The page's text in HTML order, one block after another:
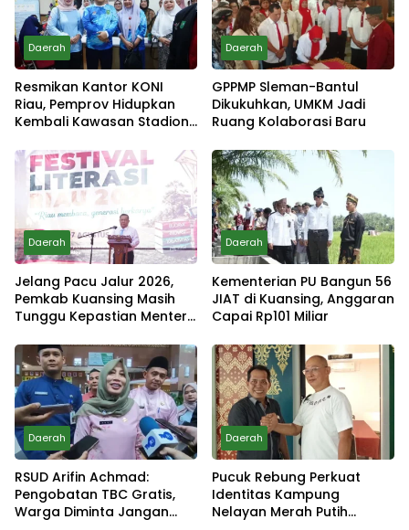
Daerah
Resmikan Kantor KONI
Riau, Pemprov Hidupkan
Kembali Kawasan Stadion
Daerah
GPPMP Sleman-Bantul
Dikukuhkan, UMKM Jadi
Ruang Kolaborasi Baru
Daerah
Jelang Pacu Jalur 2026,
Pemkab Kuansing Masih
Tunggu Kepastian Menteri
Daerah
Kementerian PU Bangun 56
JIAT di Kuansing, Anggaran
Capai Rp101 Miliar
Daerah
RSUD Arifin Achmad:
Pengobatan TBC Gratis,
Warga Diminta Jangan
Daerah
Pucuk Rebung Perkuat
Identitas Kampung
Nelayan Merah Putih